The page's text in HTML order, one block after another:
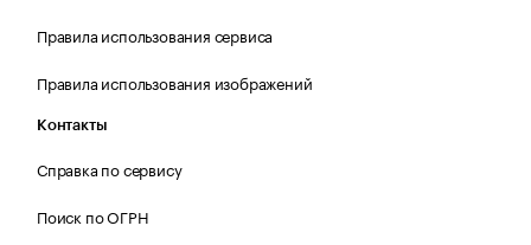
Правила использования сервиса
Правила использования изображений
Контакты
Справка по сервису
Поиск по ОГРН